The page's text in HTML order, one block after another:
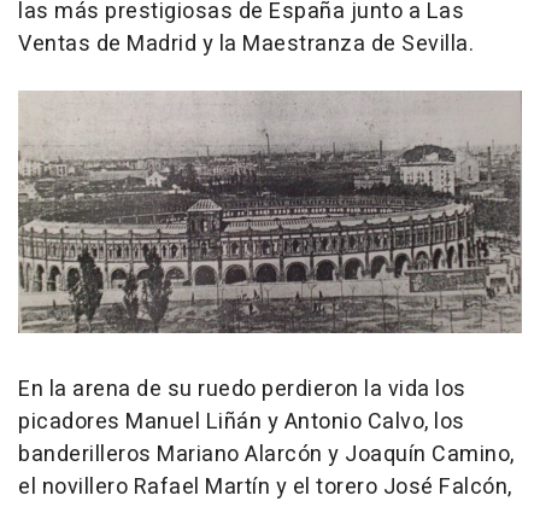
las más prestigiosas de España junto a Las
Ventas de Madrid y la Maestranza de Sevilla.
En la arena de su ruedo perdieron la vida los
picadores Manuel Liñán y Antonio Calvo, los
banderilleros Mariano Alarcón y Joaquín Camino,
el novillero Rafael Martín y el torero José Falcón,